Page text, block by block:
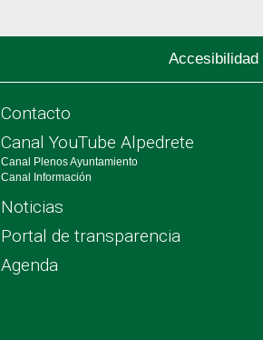
Accesibilidad
Contacto
Canal YouTube Alpedrete
Canal Plenos Ayuntamiento
Canal Información
Noticias
Portal de transparencia
Agenda